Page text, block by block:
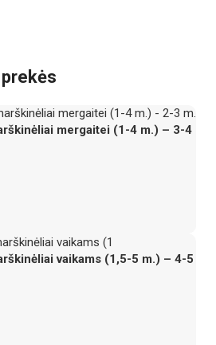
mergaitei (1-4 m.) – 3-4
vaikams (1,5-5 m.) – 4-5